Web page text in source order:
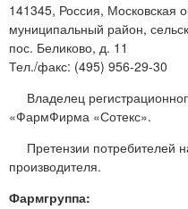
141345, Россия, Московская
муниципальный район,
пос. Беликово, д. 11
Тел./факс: (495) 956-29-30
Владелец
«ФармФирма «Сотекс».
Претензии потребителей
производителя.
Фармгруппа: